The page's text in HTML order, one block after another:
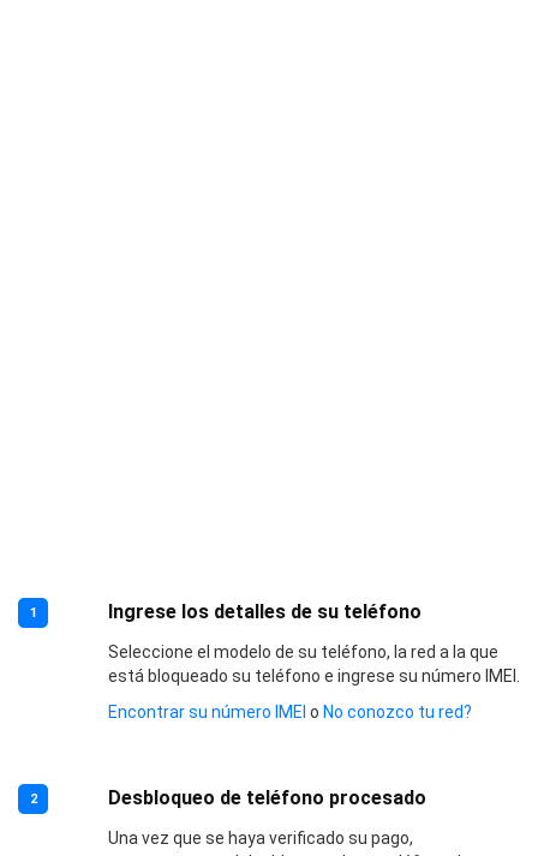
1 Ingrese los detalles de su teléfono
Seleccione el modelo de su teléfono, la red a la que
está bloqueado su teléfono e ingrese su número IMEI.
Encontrar su número IMEI o No conozco tu red?
2 Desbloqueo de teléfono procesado
Una vez que se haya verificado su pago,